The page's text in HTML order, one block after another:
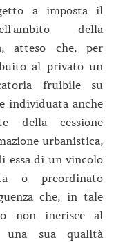
a imposta il
della
atteso che, per
al privato un
fruibile su
individuata anche
della cessione
urbanistica,
essa di un vincolo
o preordinato
che, in tale
non inerisce al
una sua qualità